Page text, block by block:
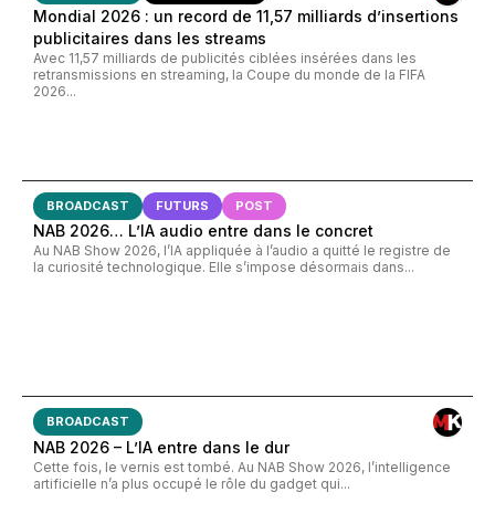
Mondial 2026 : un record de 11,57 milliards d’insertions
publicitaires dans les streams
Avec 11,57 milliards de publicités ciblées insérées dans les
retransmissions en streaming, la Coupe du monde de la FIFA
2026...
BROADCAST FUTURS POST
NAB 2026… L’IA audio entre dans le concret
Au NAB Show 2026, l’IA appliquée à l’audio a quitté le registre de
la curiosité technologique. Elle s’impose désormais dans...
BROADCAST
NAB 2026 – L’IA entre dans le dur
Cette fois, le vernis est tombé. Au NAB Show 2026, l’intelligence
artificielle n’a plus occupé le rôle du gadget qui...